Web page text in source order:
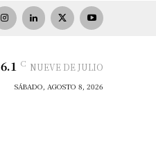
6.1 C NUEVE DE JULIO
SÁBADO, AGOSTO 8, 2026